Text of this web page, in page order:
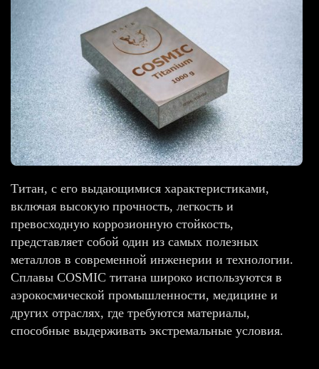
Титан, с его выдающимися характеристиками,
включая высокую прочность, легкость и
превосходную коррозионную стойкость,
представляет собой один из самых полезных
металлов в современной инженерии и технологии.
Сплавы COSMIC титана широко используются в
аэрокосмической промышленности, медицине и
других отраслях, где требуются материалы,
способные выдерживать экстремальные условия.